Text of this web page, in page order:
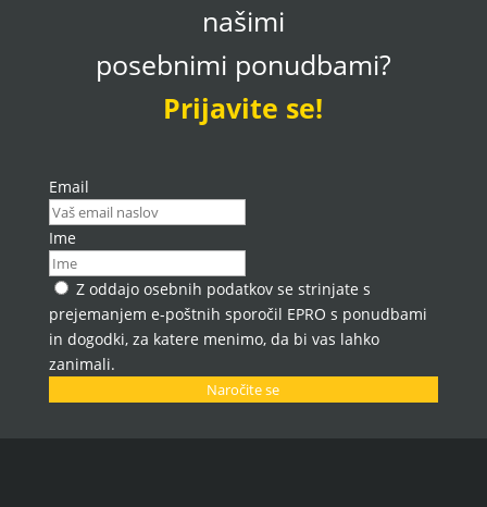
našimi
posebnimi ponudbami?
Prijavite se!
Email
Ime
Z oddajo osebnih podatkov se strinjate s
prejemanjem e-poštnih sporočil EPRO s ponudbami
in dogodki, za katere menimo, da bi vas lahko
zanimali.
Naročite se